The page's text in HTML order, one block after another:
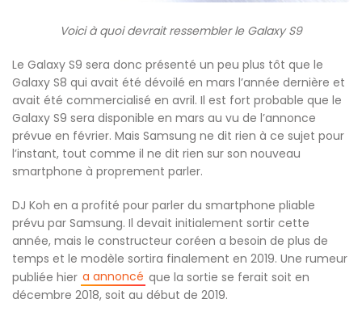
Voici à quoi devrait ressembler le Galaxy S9
Le Galaxy S9 sera donc présenté un peu plus tôt que le
Galaxy S8 qui avait été dévoilé en mars l’année dernière et
avait été commercialisé en avril. Il est fort probable que le
Galaxy S9 sera disponible en mars au vu de l’annonce
prévue en février. Mais Samsung ne dit rien à ce sujet pour
l’instant, tout comme il ne dit rien sur son nouveau
smartphone à proprement parler.
DJ Koh en a profité pour parler du smartphone pliable
prévu par Samsung. Il devait initialement sortir cette
année, mais le constructeur coréen a besoin de plus de
temps et le modèle sortira finalement en 2019. Une rumeur
publiée hier a annoncé que la sortie se ferait soit en
décembre 2018, soit au début de 2019.